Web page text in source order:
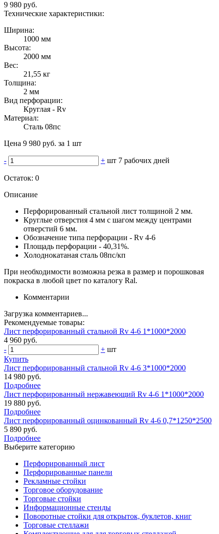
9 980 руб.
Технические характеристики:
Ширина:
1000 мм
Высота:
2000 мм
Вес:
21,55 кг
Толщина:
2 мм
Вид перфорации:
Круглая - Rv
Материал:
Сталь 08пс
Цена 9 980 руб. за 1 шт
- + шт 7 рабочих дней
Остаток: 0
Описание
Перфорированный стальной лист толщиной 2 мм.
Круглые отверстия 4 мм с шагом между центрами
отверстий 6 мм.
Обозначение типа перфорации - Rv 4-6
Площадь перфорации - 40,31%.
Холоднокатаная сталь 08пс/кп
При необходимости возможна резка в размер и порошковая
покраска в любой цвет по каталогу Ral.
Комментарии
Загрузка комментариев...
Рекомендуемые товары:
Лист перфорированный стальной Rv 4-6 1*1000*2000
4 960 руб.
-
+ шт
Купить
Лист перфорированный стальной Rv 4-6 3*1000*2000
14 980 руб.
Подробнее
Лист перфорированный нержавеющий Rv 4-6 1*1000*2000
19 880 руб.
Подробнее
Лист перфорированный оцинкованный Rv 4-6 0,7*1250*2500
5 890 руб.
Подробнее
Выберите категорию
Перфорированный лист
Перфорированные панели
Рекламные стойки
Торговое оборудование
Торговые стойки
Информационные стенды
Поворотные стойки для открыток, буклетов, книг
Торговые стеллажи